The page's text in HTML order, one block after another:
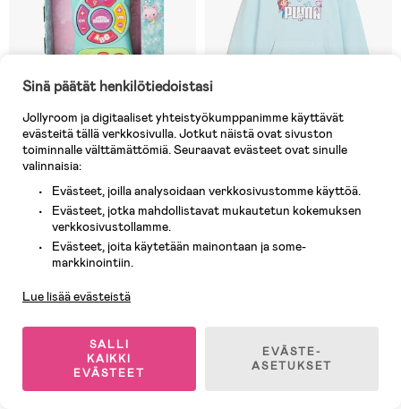
Varastossa
Gabbyn Nukketalo My First
Kauko-ohjain
Puma Gabby's Dollhouse Rento
Sinä päätät henkilötiedoistasi
Jollyroom ja digitaaliset yhteistyökumppanimme käyttävät
evästeitä tällä verkkosivulla. Jotkut näistä ovat sivuston
toiminnalle välttämättömiä. Seuraavat evästeet ovat sinulle
valinnaisia:
Evästeet, joilla analysoidaan verkkosivustomme käyttöä.
Evästeet, jotka mahdollistavat mukautetun kokemuksen
verkkosivustollamme.
Evästeet, joita käytetään mainontaan ja some-
markkinointiin.
Lue lisää evästeistä
SALLI
KAIKKI
EVÄSTEET
EVÄSTE-
ASETUKSET